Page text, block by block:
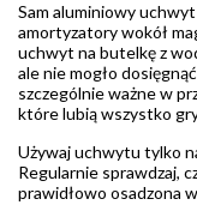
Sam aluminiowy
amortyzatory wokół
uchwyt na butelkę z
ale nie mogło
szczególnie ważne w
które lubią wszystko
Używaj uchwytu tylko
Regularnie sprawdzaj,
prawidłowo osadzona